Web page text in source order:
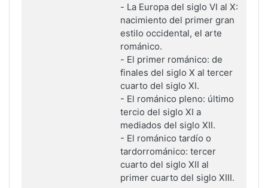
- La Europa del siglo VI al X:
nacimiento del primer gran
estilo occidental, el arte
románico.
- El primer románico: de
finales del siglo X al tercer
cuarto del siglo XI.
- El románico pleno: último
tercio del siglo XI a
mediados del siglo XII.
- El románico tardío o
tardorrománico: tercer
cuarto del siglo XII al
primer cuarto del siglo XIII.